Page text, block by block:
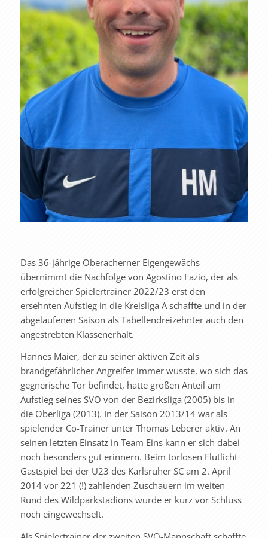
Das 36-jährige Oberacherner Eigengewächs
übernimmt die Nachfolge von Agostino Fazio, der als
erfolgreicher Spielertrainer 2022/23 erst den
ersehnten Aufstieg in die Kreisliga A schaffte und in der
abgelaufenen Saison als Tabellendreizehnter auch den
angestrebten Klassenerhalt.
Hannes Maier, der zu seiner aktiven Zeit als
brandgefährlicher Angreifer immer wusste, wo sich das
gegnerische Tor befindet, hatte großen Anteil am
Aufstieg seines SVO von der Bezirksliga (2005) bis in
die Oberliga (2013). In der Saison 2013/14 war als
spielender Co-Trainer unter Thomas Leberer aktiv. An
seinen letzten Einsatz in Team Eins kann er sich dabei
noch besonders gut erinnern. Beim torlosen Flutlicht-
Gastspiel bei der U23 des Karlsruher SC am 2. April
2014 vor 221 (!) zahlenden Zuschauern im weiten
Rund des Wildparkstadions wurde er kurz vor Schluss
noch eingewechselt.